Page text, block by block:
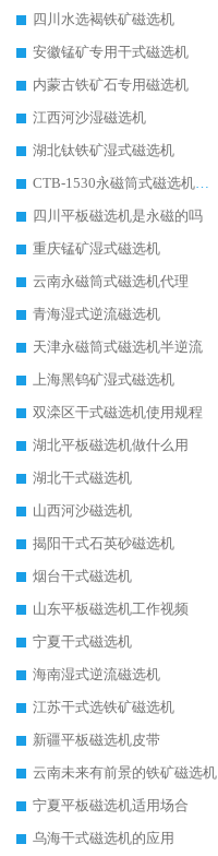
四川水选褐铁矿磁选机
安徽锰矿专用干式磁选机
内蒙古铁矿石专用磁选机
江西河沙湿磁选机
湖北钛铁矿湿式磁选机
CTB-1530永磁筒式磁选机代理商
四川平板磁选机是永磁的吗
重庆锰矿湿式磁选机
云南永磁筒式磁选机代理
青海湿式逆流磁选机
天津永磁筒式磁选机半逆流
上海黑钨矿湿式磁选机
双滦区干式磁选机使用规程
湖北平板磁选机做什么用
湖北干式磁选机
山西河沙磁选机
揭阳干式石英砂磁选机
烟台干式磁选机
山东平板磁选机工作视频
宁夏干式磁选机
海南湿式逆流磁选机
江苏干式选铁矿磁选机
新疆平板磁选机皮带
云南未来有前景的铁矿磁选机
宁夏平板磁选机适用场合
乌海干式磁选机的应用